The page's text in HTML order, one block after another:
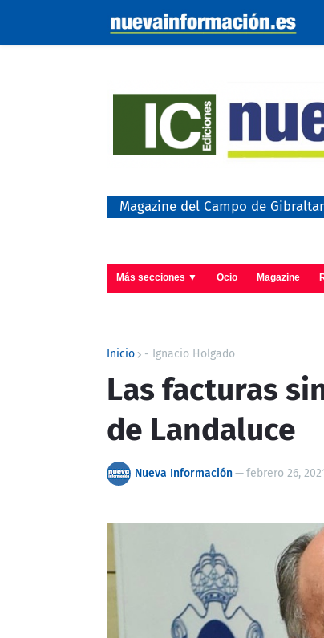
Magazine del Campo de Gibraltar
Más secciones ▼ Ocio Magazine
Inicio - Ignacio Holgado
Las facturas
de Landaluce
Nueva Información—febrero 26,